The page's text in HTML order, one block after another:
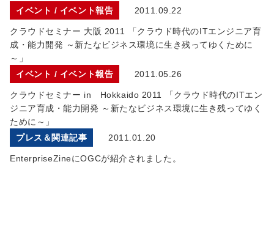
イベント / イベント報告
2011.09.22
クラウドセミナー 大阪 2011 「クラウド時代のITエンジニア育
成・能力開発 ～新たなビジネス環境に生き残ってゆくために
～」
イベント / イベント報告
2011.05.26
クラウドセミナー in Hokkaido 2011 「クラウド時代のITエン
ジニア育成・能力開発 ～新たなビジネス環境に生き残ってゆく
ために～」
プレス＆関連記事
2011.01.20
EnterpriseZineにOGCが紹介されました。